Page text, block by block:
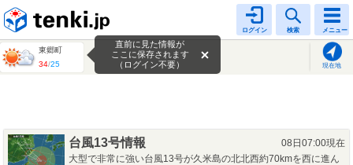
ログイン 検索 メニュー
東郷町
34/25 現在地
直前に見た情報が
ここに保存されます
（ログイン不要）
台風13号情報
08日07:00現在
大型で非常に強い台風13号が久米島の北北西約70kmを西に進ん